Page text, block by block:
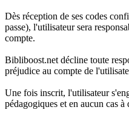
Dès réception de ses codes
passe), l'utilisateur sera
compte.
Bibliboost.net décline toute
préjudice au compte de
Une fois inscrit, l'utilisateur
pédagogiques et en aucun cas